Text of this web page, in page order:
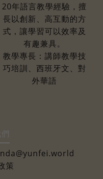
20年語言教學經驗，擅
長以創新、高互動的方
式，讓學習可以效率及
有趣兼具。
教學專長：講師教學技
巧培訓、西班牙文、對
外華語
策